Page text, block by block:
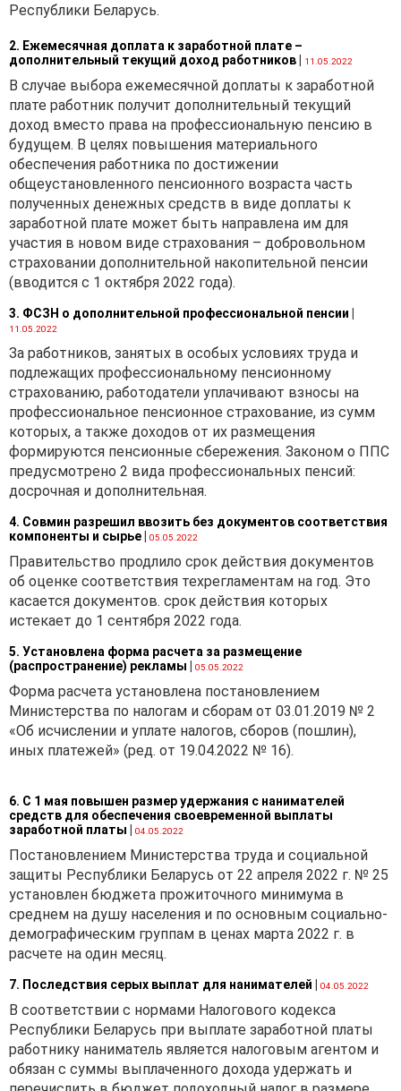
Республики Беларусь.
2. Ежемесячная доплата к заработной плате –
дополнительный текущий доход работников| 11.05.2022
В случае выбора ежемесячной доплаты к заработной
плате работник получит дополнительный текущий
доход вместо права на профессиональную пенсию в
будущем. В целях повышения материального
обеспечения работника по достижении
общеустановленного пенсионного возраста часть
полученных денежных средств в виде доплаты к
заработной плате может быть направлена им для
участия в новом виде страхования – добровольном
страховании дополнительной накопительной пенсии
(вводится с 1 октября 2022 года).
3. ФСЗН о дополнительной профессиональной пенсии |
11.05.2022
За работников, занятых в особых условиях труда и
подлежащих профессиональному пенсионному
страхованию, работодатели уплачивают взносы на
профессиональное пенсионное страхование, из сумм
которых, а также доходов от их размещения
формируются пенсионные сбережения. Законом о ППС
предусмотрено 2 вида профессиональных пенсий:
досрочная и дополнительная.
4. Совмин разрешил ввозить без документов соответствия
компоненты и сырье| 05.05.2022
Правительство продлило срок действия документов
об оценке соответствия техрегламентам на год. Это
касается документов. срок действия которых
истекает до 1 сентября 2022 года.
5. Установлена форма расчета за размещение
(распространение) рекламы | 05.05.2022
Форма расчета установлена постановлением
Министерства по налогам и сборам от 03.01.2019 № 2
«Об исчислении и уплате налогов, сборов (пошлин),
иных платежей» (ред. от 19.04.2022 № 16).
6. С 1 мая повышен размер удержания с нанимателей
средств для обеспечения своевременной выплаты
заработной платы | 04.05.2022
Постановлением Министерства труда и социальной
защиты Республики Беларусь от 22 апреля 2022 г. № 25
установлен бюджета прожиточного минимума в
среднем на душу населения и по основным социально-
демографическим группам в ценах марта 2022 г. в
расчете на один месяц.
7. Последствия серых выплат для нанимателей | 04.05.2022
В соответствии с нормами Налогового кодекса
Республики Беларусь при выплате заработной платы
работнику наниматель является налоговым агентом и
обязан с суммы выплаченного дохода удержать и